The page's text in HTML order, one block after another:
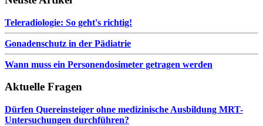
Teleradiologie: So geht's richtig!
Gonadenschutz in der Pädiatrie
Wann muss ein Personendosimeter getragen werden
Aktuelle Fragen
Dürfen Quereinsteiger ohne medizinische Ausbildung MRT-
Untersuchungen durchführen?